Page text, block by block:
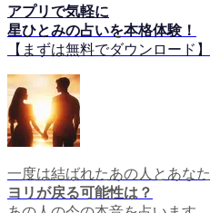
アプリで気軽に
星ひとみの占いを本格体験！
【まずは無料でダウンロード】
一度は結ばれたあの人とあなた
ヨリが戻る可能性は？